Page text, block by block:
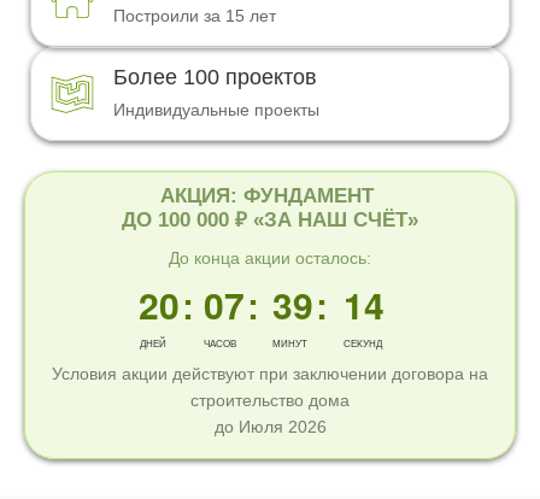
Построили за 15 лет
Более 100 проектов
Индивидуальные проекты
АКЦИЯ: ФУНДАМЕНТ
ДО 100 000 ₽ «ЗА НАШ СЧЁТ»
До конца акции осталось:
20:
ДНЕЙ
02
03
04
05
06
07
08
09
10
:
ЧАСОВ
34
35
36
37
38
39
40
41
42
:
МИНУТ
09
10
11
12
13
14
15
СЕКУНД
Условия акции действуют при заключении договора на
строительство дома
до Июля 2026